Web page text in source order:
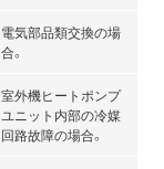
電気部品類交換の場
合。
室外機ヒートポンプ
ユニット内部の冷媒
回路故障の場合。